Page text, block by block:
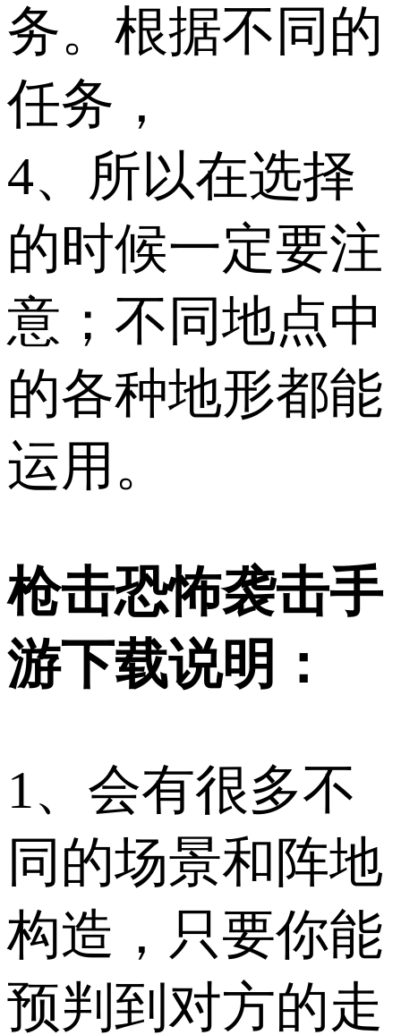
务。根据不同的
任务，
4、所以在选择
的时候一定要注
意；不同地点中
的各种地形都能
运用。
枪击恐怖袭击手
游下载说明：
1、会有很多不
同的场景和阵地
构造，只要你能
预判到对方的走